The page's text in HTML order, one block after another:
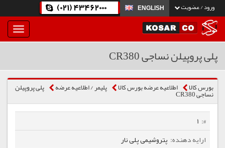
ورود / عضویت ENGLISH
(021) 43462000
بار
و
پلی پروپیلن نساجی CR380
بورس کالا اطلاعیه عرضه بورس کالا پلیمر / اطلاعیه عرضه پلی پروپیلن
نساجی CR380
1
پتروشیمی پلی نار